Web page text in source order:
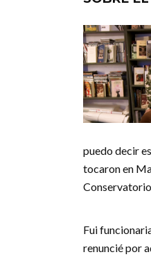
puedo decir
tocaron en
Fui
renuncié por